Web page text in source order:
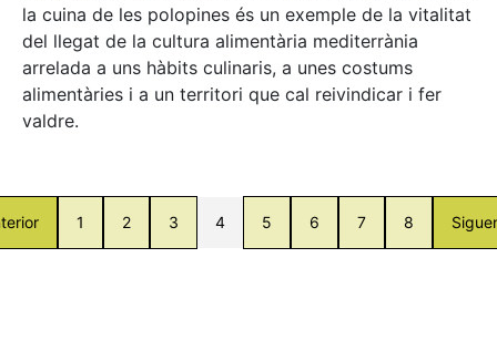
la cuina de les polopines és un exemple de la vitalitat
del llegat de la cultura alimentària mediterrània
arrelada a uns hàbits culinaris, a unes costums
alimentàries i a un territori que cal reivindicar i fer
valdre.
1 2 3 4 5 6 7 8